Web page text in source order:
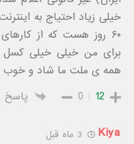
۶۰ روز هست که از
برای من خیلی خیلی کسل
همه ی ملت ما شاد و خوب
12
0 پاسخ
Kiya